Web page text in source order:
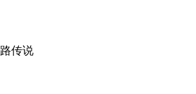
传说